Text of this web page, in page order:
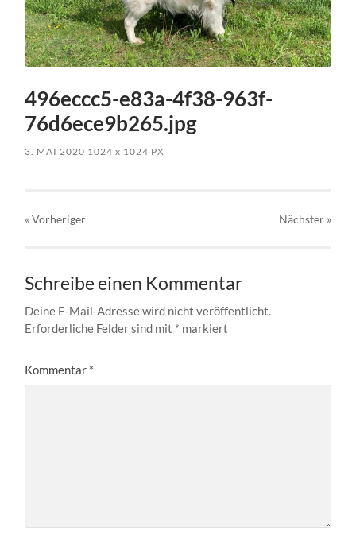
496eccc5-e83a-4f38-963f-
76d6ece9b265.jpg
3. MAI 2020 1024x 1024 PX
« Vorheriger Nächster »
Schreibe einen Kommentar
Deine E-Mail-Adresse wird nicht veröffentlicht.
Erforderliche Felder sind mit * markiert
Kommentar *